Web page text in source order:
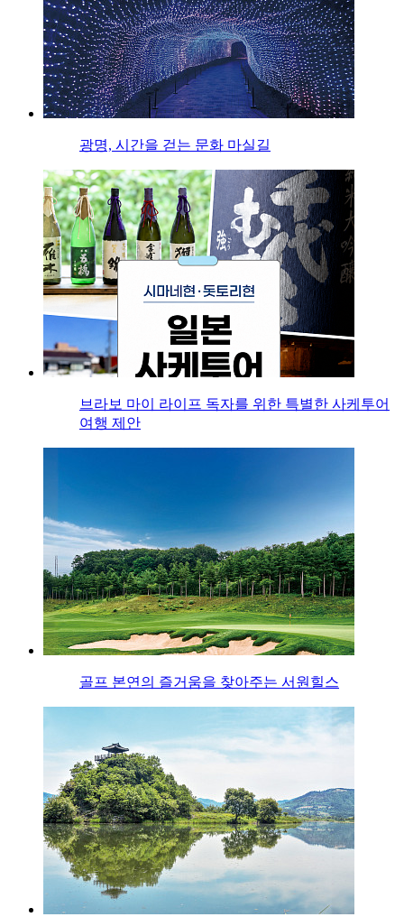
광명, 시간을 걷는 문화 마실길
브라보 마이 라이프 독자를 위한 특별한 사케투어
여행 제안
골프 본연의 즐거움을 찾아주는 서원힐스